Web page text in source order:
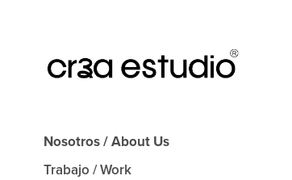
Nosotros / About Us
Trabajo / Work